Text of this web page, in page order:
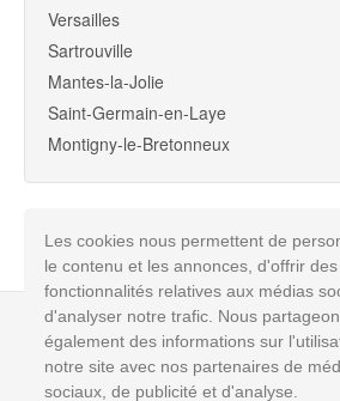
Les cookies nous permettent de
le contenu et les annonces, d'offrir des
fonctionnalités relatives aux médias
d'analyser notre trafic. Nous
également des informations sur
notre site avec nos partenaires de
sociaux, de publicité et d'analyse.
Versailles
Sartrouville
Mantes-la-Jolie
Saint-Germain-en-Laye
Montigny-le-Bretonneux
Info-poste.biz est un annuaire non
bureaux de poste en France
toutes les informations dont vous avez